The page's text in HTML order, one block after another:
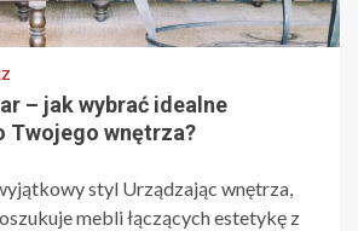
– jak wybrać idealne
Twojego wnętrza?
styl Urządzając wnętrza,
mebli łączących estetykę z